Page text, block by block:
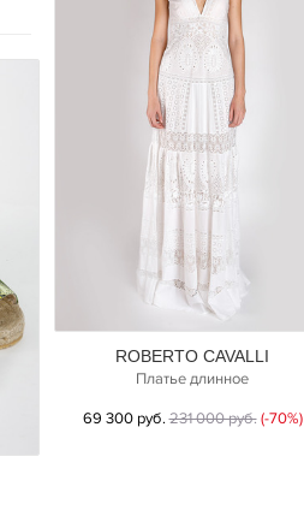
ROBERTO CAVALLI
Платье длинное
69 300 руб.231 000 руб. (-70%)